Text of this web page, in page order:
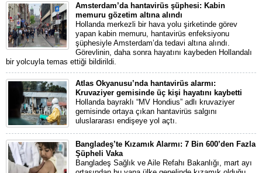
Amsterdam’da hantavirüs şüphesi: Kabin
memuru gözetim altına alındı
Hollanda merkezli bir hava yolu şirketinde görev
yapan kabin memuru, hantavirüs enfeksiyonu
şüphesiyle Amsterdam’da tedavi altına alındı.
Görevlinin, daha sonra hayatını kaybeden Hollandalı
bir yolcuyla temas ettiği bildirildi.
Atlas Okyanusu’nda hantavirüs alarmı:
Kruvaziyer gemisinde üç kişi hayatını kaybetti
Hollanda bayraklı “MV Hondius” adlı kruvaziyer
gemisinde ortaya çıkan hantavirüs salgını
uluslararası endişeye yol açtı.
Bangladeş’te Kızamık Alarmı: 7 Bin 600’den Fazla
Şüpheli Vaka
Bangladeş Sağlık ve Aile Refahı Bakanlığı, mart ayı